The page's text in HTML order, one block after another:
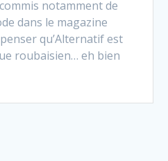
notamment de
dans le magazine
qu’Alternatif est
roubaisien… eh bien